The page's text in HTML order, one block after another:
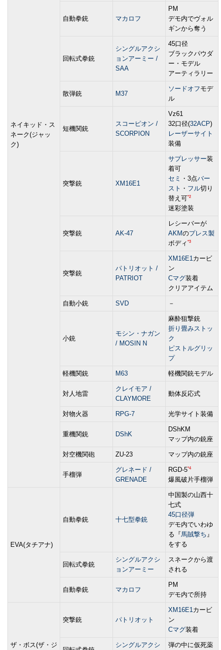
ネイキッド・ス
ネーク(ジャッ
ク)
自動拳銃 マカロフ
PM
デモ内でヴォル
ギンから奪う
回転式拳銃
シングルアクシ
ョンアーミー /
SAA
45口径
ブラックパウダ
ー・モデル
アーティラリー
散弾銃 M37
ソードオフモデ
ル
短機関銃
スコーピオン /
SCORPION
Vz61
32口径(32ACP)
レーザーサイト
装備
突撃銃 XM16E1
サプレッサー装
着可
セミ ・3点バー
スト ・ フル切り
替え可*2
迷彩塗装
突撃銃 AK-47
レシーバーが
AKMのプレス製
ボディ *3
突撃銃
パトリオット /
PATRIOT
XM16E1カービ
ン
Cマグ装着
クリアアイテム
自動小銃 SVD －
小銃
モシン・ナガン
/ MOSIN N
麻酔狙撃銃
折り畳みストッ
ク
ピストルグリッ
プ
軽機関銃 M63 軽機関銃モデル
対人地雷
クレイモア /
CLAYMORE
動体反応式
対物火器 RPG-7 光学サイト装備
重機関銃 DShK
DShKM
マップ内の銃座
対空機関砲 ZU-23 マップ内の銃座
手榴弾
グレネード /
GRENADE
RGD-5*4
爆風破片手榴弾
EVA(タチアナ)
自動拳銃 十七型拳銃
中国製の山西十
七式
45口径弾
デモ内でいわゆ
る『馬賊撃ち』
をする
回転式拳銃
シングルアクシ
ョンアーミー
スネークから渡
される
自動拳銃 マカロフ
PM
デモ内で所持
ザ・ボス(ザ・ジ
突撃銃 パトリオット
XM16E1カービ
ン
Cマグ装着
シングルアクシ 弾の中に仮死薬